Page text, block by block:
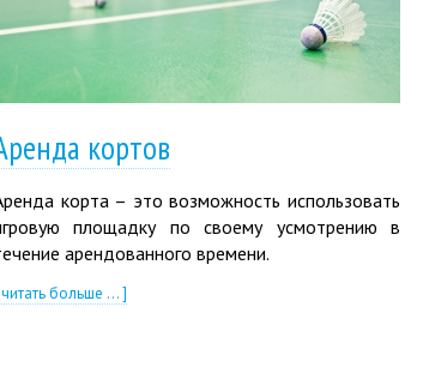
кортов
корта – это возможность использовать
площадку по своему усмотрению в
арендованного времени.
больше ... ]